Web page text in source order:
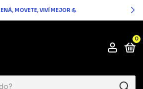
MOVETE, VIVÍ MEJOR 💪
0